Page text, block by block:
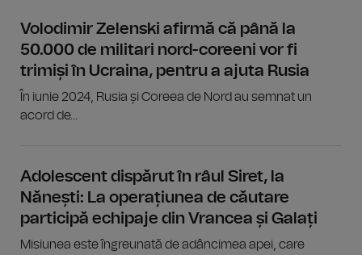
Volodimir Zelenski afirmă că până la
50.000 de militari nord-coreeni vor fi
trimiși în Ucraina, pentru a ajuta Rusia
În iunie 2024, Rusia și Coreea de Nord au semnat un
acord de...
Adolescent dispărut în râul Siret, la
Nănești: La operațiunea de căutare
participă echipaje din Vrancea și Galați
Misiunea este îngreunată de adâncimea apei, care